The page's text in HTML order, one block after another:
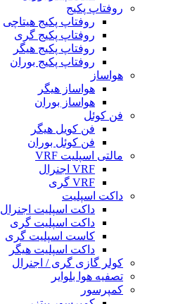
روفتاپ پکیج
روفتاپ پکیج هیتاچی
روفتاپ پکیج گری
روفتاپ پکیج هیگر
روفتاپ پکیج بوران
هواساز
هواساز هیگر
هواساز بوران
فن کوئل
فن کویل هیگر
فن کوئل بوران
مالتی اسپلیت VRF
VRF اجنرال
VRF گری
داکت اسپلیت
داکت اسپلیت اجنرال
داکت اسپلیت گری
کاست اسپلیت گری
داکت اسپلیت هیگر
کولر گازی گری / اجنرال
تصفیه هوا بلوایر
کمپرسور